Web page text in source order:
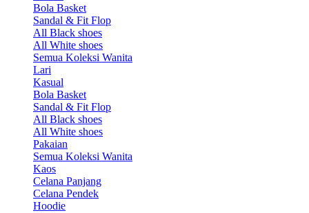
Bola Basket
Sandal & Fit Flop
All Black shoes
All White shoes
Semua Koleksi Wanita
Lari
Kasual
Bola Basket
Sandal & Fit Flop
All Black shoes
All White shoes
Pakaian
Semua Koleksi Wanita
Kaos
Celana Panjang
Celana Pendek
Hoodie